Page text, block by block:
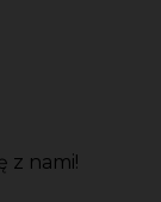
z nami!